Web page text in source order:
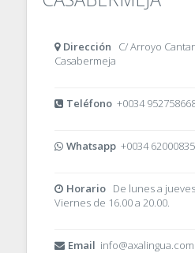
Dirección C/ Arroyo
Casabermeja
Teléfono+0034
Whatsapp+0034
HorarioDe lunes a jueves
Viernes de 16.00 a 20.00.
Email